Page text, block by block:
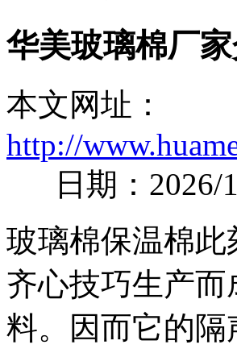
华美玻璃棉厂
本文网址：
http://
日期：2026/
玻璃棉保温棉
齐心技巧生产
料。因而它的